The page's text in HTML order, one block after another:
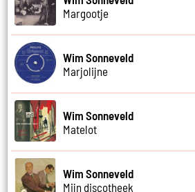
Margootje
Wim Sonneveld
Marjolijne
Wim Sonneveld
Matelot
Wim Sonneveld
Mijn discotheek